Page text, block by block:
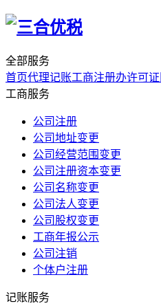
全部服务
首页代理记账工商注册办许可证
工商服务
公司注册
公司地址变更
公司经营范围变更
公司注册资本变更
公司名称变更
公司法人变更
公司股权变更
工商年报公示
公司注销
个体户注册
记账服务